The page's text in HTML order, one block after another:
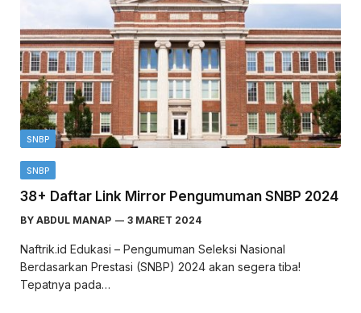
SNBP
SNBP
38+ Daftar Link Mirror Pengumuman SNBP 2024
BY ABDUL MANAP 3 MARET 2024
Naftrik.id Edukasi – Pengumuman Seleksi Nasional
Berdasarkan Prestasi (SNBP) 2024 akan segera tiba!
Tepatnya pada…